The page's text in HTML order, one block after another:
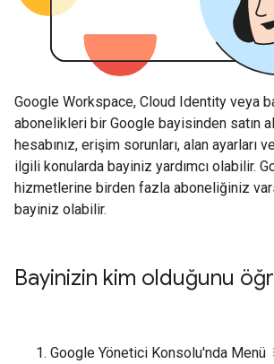
Google Workspace, Cloud Identity veya
abonelikleri bir Google bayisinden satın
hesabınız, erişim sorunları, alan ayarları
ilgili konularda bayiniz yardımcı olabilir.
hizmetlerine birden fazla aboneliğiniz
bayiniz olabilir.
Bayinizin kim olduğunu
Google Yönetici Konsolu'nda Menü